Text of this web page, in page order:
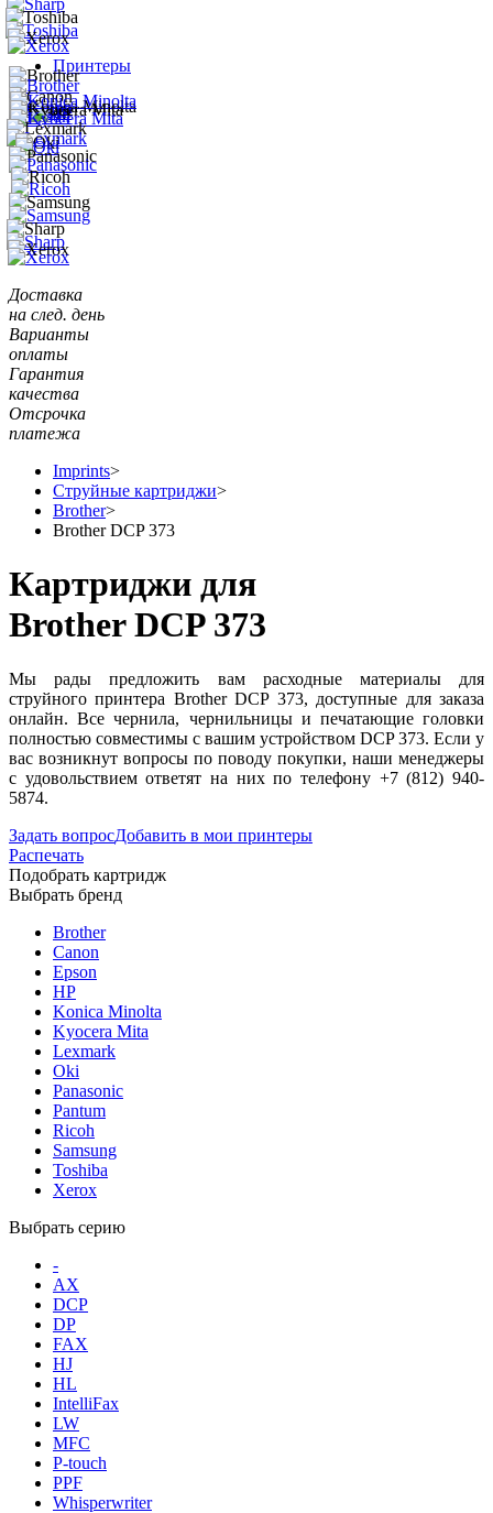
Принтеры
Доставка
на след. день
Варианты
оплаты
Гарантия
качества
Отсрочка
платежа
Imprints>
Струйные картриджи>
Brother>
Brother DCP 373
Картриджи для
Brother DCP 373
Мы рады предложить вам расходные материалы для
струйного принтера Brother DCP 373, доступные для заказа
онлайн. Все чернила, чернильницы и печатающие головки
полностью совместимы с вашим устройством DCP 373. Если у
вас возникнут вопросы по поводу покупки, наши менеджеры
с удовольствием ответят на них по телефону +7 (812) 940-
5874.
Задать вопросДобавить в мои принтеры
Распечать
Подобрать картридж
Выбрать бренд
Brother
Canon
Epson
HP
Konica Minolta
Kyocera Mita
Lexmark
Oki
Panasonic
Pantum
Ricoh
Samsung
Toshiba
Xerox
Выбрать серию
-
AX
DCP
DP
FAX
HJ
HL
IntelliFax
LW
MFC
P-touch
PPF
Whisperwriter